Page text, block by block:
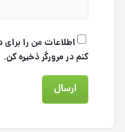
اطلاعات من را
کنم در مرورگر ذخیره کن.